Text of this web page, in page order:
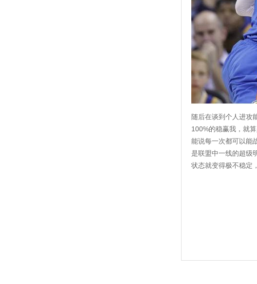
随后在谈到个人进攻
100%的稳赢我，就
能说每一次都可以能
是联盟中一线的超级
状态就变得极不稳定